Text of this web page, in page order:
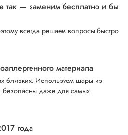
так — заменим бесплатно и бы
всегда решаем вопросы быстро
материала
близких. Используем шары из
даже для самых
года